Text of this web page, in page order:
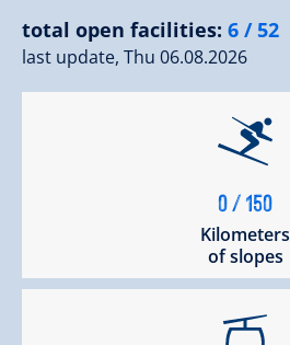
total open facilities: 6 / 52
last update, Thu 06.08.2026
0 / 150
Kilometers
of slopes